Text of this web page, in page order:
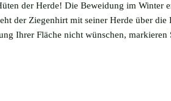
der Herde! Die Beweidung im Winter
der Ziegenhirt mit seiner Herde über die
Ihrer Fläche nicht wünschen, markieren